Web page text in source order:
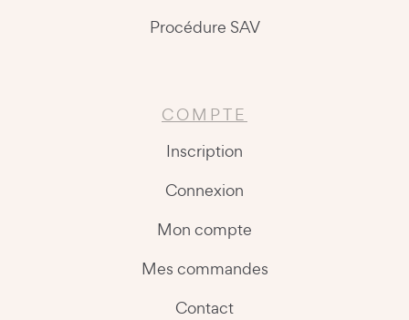
Procédure SAV
COMPTE
Inscription
Connexion
Mon compte
Mes commandes
Contact